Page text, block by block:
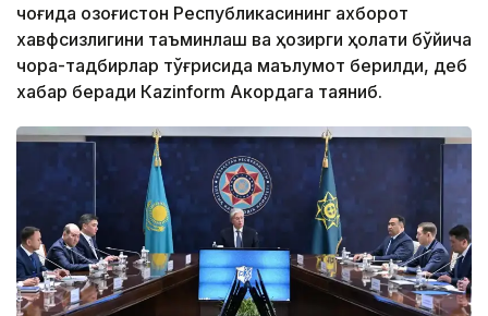
чоғида Қозоғистон Республикасининг ахборот
хавфсизлигини таъминлаш ва ҳозирги ҳолати бўйича
чора-тадбирлар тўғрисида маълумот берилди, деб
хабар беради Каzinform Акордага таяниб.